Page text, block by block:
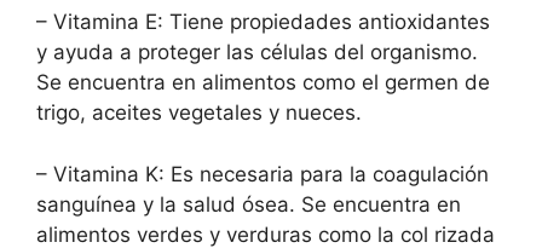
– Vitamina E: Tiene propiedades antioxidantes
y ayuda a proteger las células del organismo.
Se encuentra en alimentos como el germen de
trigo, aceites vegetales y nueces.
– Vitamina K: Es necesaria para la coagulación
sanguínea y la salud ósea. Se encuentra en
alimentos verdes y verduras como la col rizada